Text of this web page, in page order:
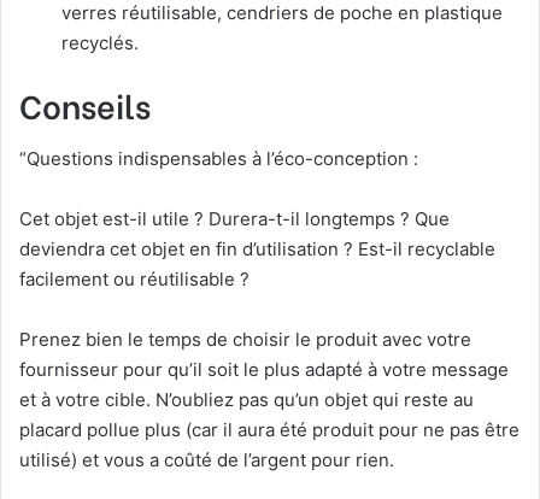
verres réutilisable, cendriers de poche en plastique
recyclés.
Conseils
“Questions indispensables à l’éco-conception :
Cet objet est-il utile ? Durera-t-il longtemps ? Que
deviendra cet objet en fin d’utilisation ? Est-il recyclable
facilement ou réutilisable ?
Prenez bien le temps de choisir le produit avec votre
fournisseur pour qu’il soit le plus adapté à votre message
et à votre cible. N’oubliez pas qu’un objet qui reste au
placard pollue plus (car il aura été produit pour ne pas être
utilisé) et vous a coûté de l’argent pour rien.